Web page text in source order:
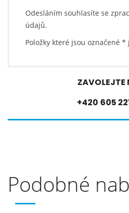
Odesláním souhlasíte se
údajů.
Položky které jsou označené *
ZAVOLEJTE
+420 605
Podobné